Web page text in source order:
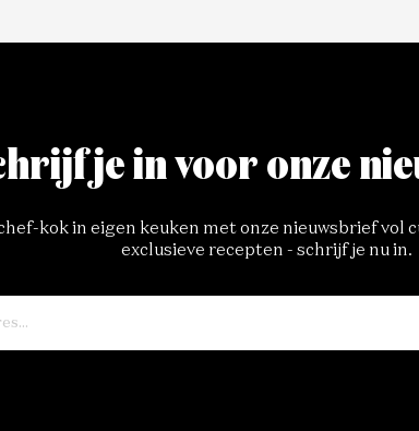
je in voor onze
kok in eigen keuken met onze nieuwsbrief vol
exclusieve recepten - schrijf je nu in.